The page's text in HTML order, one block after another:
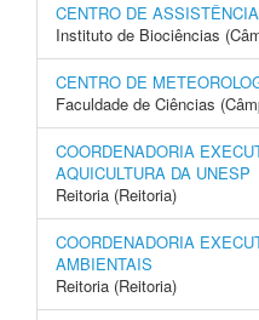
CENTRO DE
Instituto de Biociências
CENTRO DE
Faculdade de Ciências
COORDENADORIA
AQUICULTURA DA UNESP
Reitoria (Reitoria)
COORDENADORIA
AMBIENTAIS
Reitoria (Reitoria)